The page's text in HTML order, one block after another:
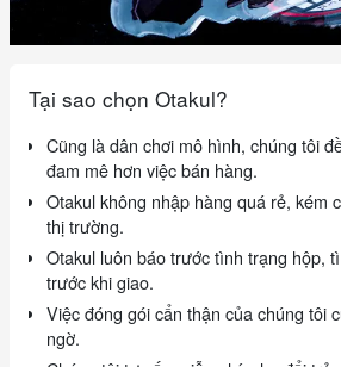
Tại sao chọn Otakul?
Cũng là dân chơi mô hình, chúng tôi
đam mê hơn việc bán hàng.
Otakul không nhập hàng quá rẻ, kém
thị trường.
Otakul luôn báo trước tình trạng hộp,
trước khi giao.
Việc đóng gói cẩn thận của chúng tôi
ngờ.